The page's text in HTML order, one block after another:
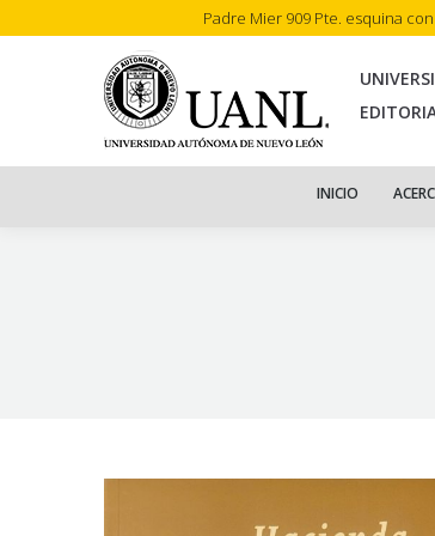
Padre Mier 909 Pte. esquina
INICIO